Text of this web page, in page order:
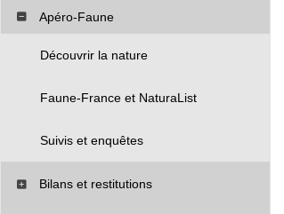
Apéro-Faune
Découvrir la nature
Faune-France et NaturaList
Suivis et enquêtes
Bilans et restitutions